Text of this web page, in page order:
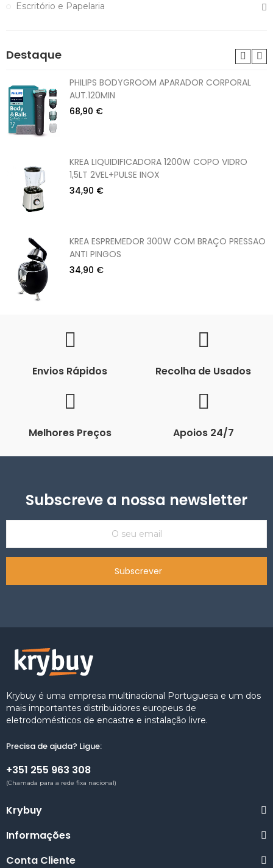
Escritório e Papelaria
Destaque
PHILIPS BODYGROOM APARADOR CORPORAL
AUT.120MIN
68,90 €
KREA LIQUIDIFICADORA 1200W COPO VIDRO
1,5LT 2VEL+PULSE INOX
34,90 €
KREA ESPREMEDOR 300W COM BRAÇO PRESSAO
ANTI PINGOS
34,90 €
Envios Rápidos Recolha de Usados
Melhores Preços Apoios 24/7
Subscreve a nossa newsletter
Subscrever
Krybuy é uma empresa multinacional Portuguesa e um dos
mais importantes distribuidores europeus de
eletrodomésticos de encastre e instalação livre.
Precisa de ajuda? Ligue:
+351 255 963 308
(Chamada para a rede fixa nacional)
Krybuy
Informações
Conta Cliente